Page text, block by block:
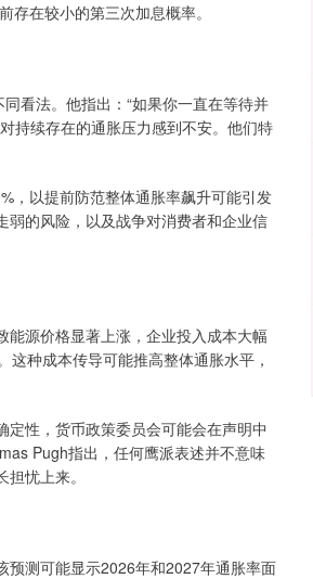
在较小的第三次加息概率。
看法。他指出：“如果你一直在等待并
持续存在的通胀压力感到不安。他们特
以提前防范整体通胀率飙升可能引发
弱的风险，以及战争对消费者和企业信
源价格显著上涨，企业投入成本大幅
种成本传导可能推高整体通胀水平，
性，货币政策委员会可能会在声明中
Pugh指出，任何鹰派表述并不意味
忧上来。
测可能显示2026年和2027年通胀率面